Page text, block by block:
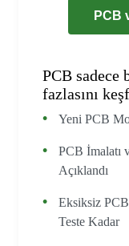
PCB
PCB sadece
fazlasını
Yeni PCB
PCB İmalatı
Açıklandı
Eksiksiz
Teste Kadar